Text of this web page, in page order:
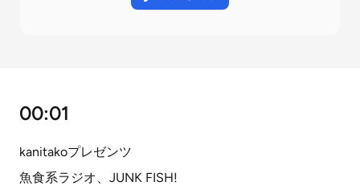
00:01
kanitakoプレゼンツ
魚食系ラジオ、JUNK FISH!